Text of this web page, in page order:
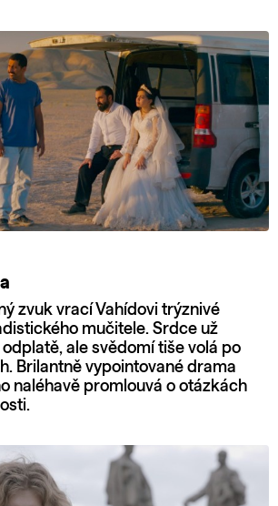
zvuk vrací Vahídovi trýznivé
mučitele. Srdce už
ale svědomí tiše volá po
Brilantně vypointované drama
naléhavě promlouvá o otázkách